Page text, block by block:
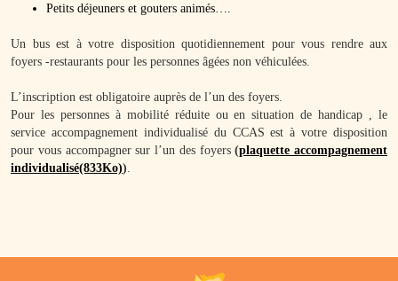
Petits déjeuners et gouters animés….
Un bus est à votre disposition quotidiennement pour vous rendre aux
foyers -restaurants pour les personnes âgées non véhiculées.
L’inscription est obligatoire auprès de l’un des foyers.
Pour les personnes à mobilité réduite ou en situation de handicap , le
service accompagnement individualisé du CCAS est à votre disposition
pour vous accompagner sur l’un des foyers(plaquette accompagnement
individualisé(833Ko))